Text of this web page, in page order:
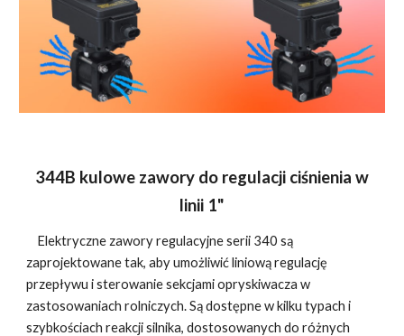
344B kulowe zawory do regulacji ciśnienia w
linii 1"
Elektryczne zawory regulacyjne serii 340 są
zaprojektowane tak, aby umożliwić liniową regulację
przepływu i sterowanie sekcjami opryskiwacza w
zastosowaniach rolniczych. Są dostępne w kilku typach i
szybkościach reakcji silnika, dostosowanych do różnych